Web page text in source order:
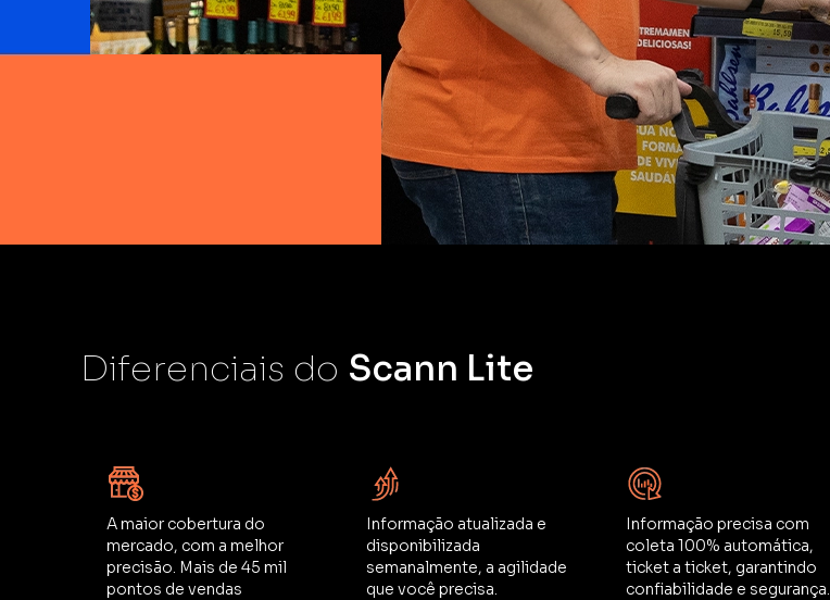
Diferenciais do Scann Lite
A maior cobertura do
mercado, com a melhor
precisão. Mais de 45 mil
pontos de vendas
Informação atualizada e
disponibilizada
semanalmente, a agilidade
que você precisa.
Informação precisa com
coleta 100% automática,
ticket a ticket, garantindo
confiabilidade e segurança.